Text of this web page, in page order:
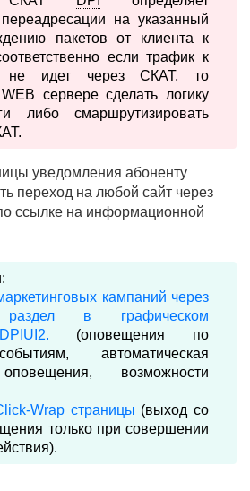
на указанный
пакетов от клиента к
если трафик к
не идет через СКАТ, то
сервере сделать логику
либо смаршрутизировать
уведомления абоненту
переход на любой сайт через
ссылке на информационной
кампаний через
раздел в графическом
(оповещения по
автоматическая
возможности
Wrap страницы (выход со
только при совершении